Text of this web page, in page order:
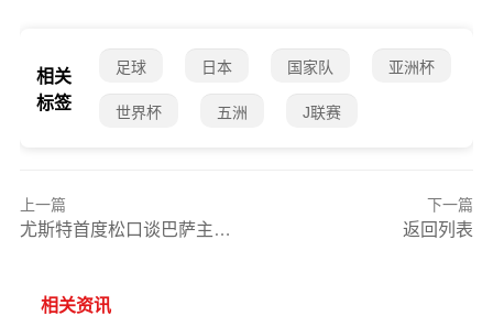
相关
标签
足球 日本 国家队 亚洲杯
世界杯 五洲 J联赛
上一篇
尤斯特首度松口谈巴萨主席梦：这份骄傲难以言喻，但还不到下决定时
下一篇
返回列表
相关资讯